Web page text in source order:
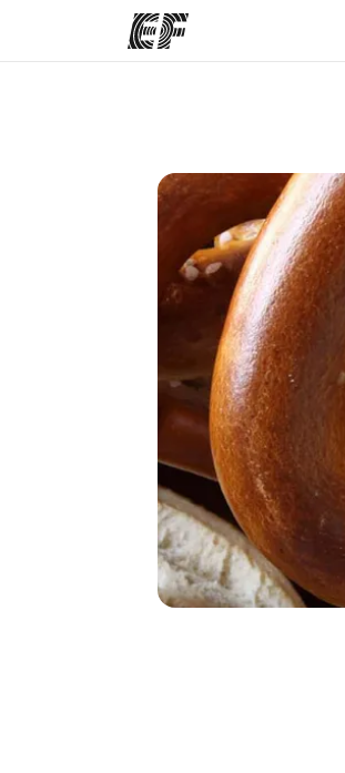
Encuentra una oficina